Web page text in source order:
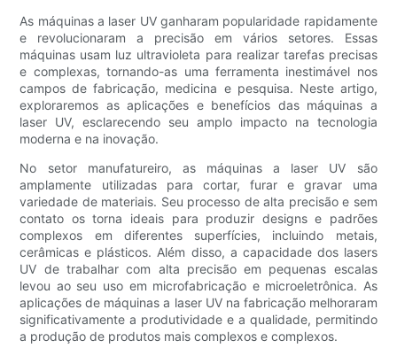
As máquinas a laser UV ganharam popularidade rapidamente
e revolucionaram a precisão em vários setores. Essas
máquinas usam luz ultravioleta para realizar tarefas precisas
e complexas, tornando-as uma ferramenta inestimável nos
campos de fabricação, medicina e pesquisa. Neste artigo,
exploraremos as aplicações e benefícios das máquinas a
laser UV, esclarecendo seu amplo impacto na tecnologia
moderna e na inovação.
No setor manufatureiro, as máquinas a laser UV são
amplamente utilizadas para cortar, furar e gravar uma
variedade de materiais. Seu processo de alta precisão e sem
contato os torna ideais para produzir designs e padrões
complexos em diferentes superfícies, incluindo metais,
cerâmicas e plásticos. Além disso, a capacidade dos lasers
UV de trabalhar com alta precisão em pequenas escalas
levou ao seu uso em microfabricação e microeletrônica. As
aplicações de máquinas a laser UV na fabricação melhoraram
significativamente a produtividade e a qualidade, permitindo
a produção de produtos mais complexos e complexos.